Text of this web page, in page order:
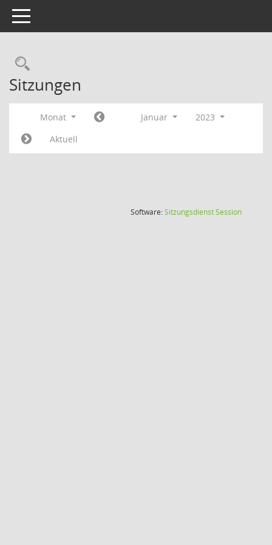
Toggle navigation
Rechercheauswahl
Sitzungen
Monat Januar
2023
Aktuell
Software:SitzungsdienstSession(Wird in